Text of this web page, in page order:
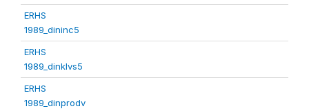
ERHS
1989_dininc5
ERHS
1989_dinklvs5
ERHS
1989_dinprodv